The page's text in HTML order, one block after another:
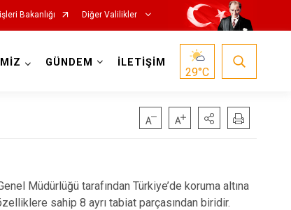
Bakanlığı Diğer Valilikler
GÜNDEM İLETİŞİM
29°C
Müdürlüğü tarafından Türkiye’de koruma altına
sahip 8 ayrı tabiat parçasından biridir.